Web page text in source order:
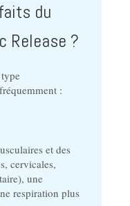
du
Release ?
:
et des
cervicales,
une
respiration plus